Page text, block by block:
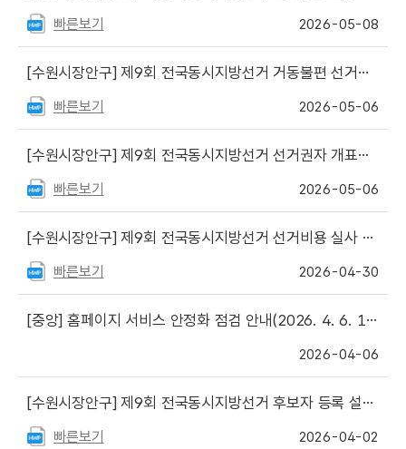
빠른보기 2026-05-08
[수원시장안구] 제9회 전국동시지방선거 거동불편 선거인 투표편의 차량 지원제도 안내
빠른보기 2026-05-06
[수원시장안구] 제9회 전국동시지방선거 선거권자 개표참관인 신청 안내
빠른보기 2026-05-06
[수원시장안구] 제9회 전국동시지방선거 선거비용 실사 보조요원 모집
빠른보기 2026-04-30
[중앙] 홈페이지 서비스 안정화 점검 안내(2026. 4. 6. 18:00 ~ 21:00)
2026-04-06
[수원시장안구] 제9회 전국동시지방선거 후보자 등록 설명회 개최 알림
빠른보기 2026-04-02